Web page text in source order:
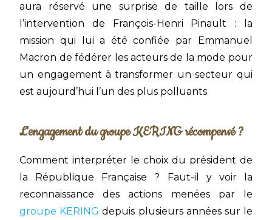
aura réservé une surprise de taille lors de
l’intervention de François-Henri Pinault : la
mission qui lui a été confiée par Emmanuel
Macron de fédérer les acteurs de la mode pour
un engagement à transformer un secteur qui
est aujourd’hui l’un des plus polluants.
L'engagement du groupe KERING récompensé ?
Comment interpréter le choix du président de
la République Française ? Faut-il y voir la
reconnaissance des actions menées par le
groupe KERING depuis plusieurs années sur le